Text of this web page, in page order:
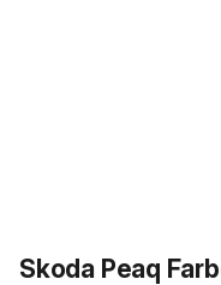
Skoda Peaq